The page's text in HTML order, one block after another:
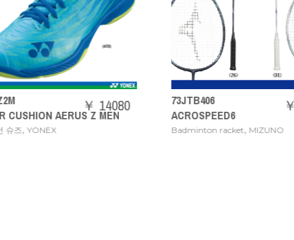
73JTB406
ACROSPEED6
Badminton racket
￥ 18480
71GA2444
WAVE CLAW 3 WIDE
베드민턴 슈즈,MIZUNO